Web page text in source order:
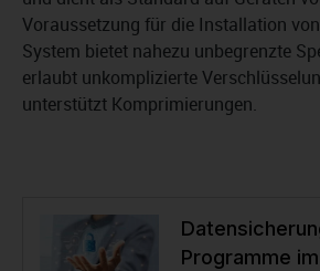
Voraussetzung für die Installation
System bietet nahezu unbegrenzte
erlaubt unkomplizierte
unterstützt Komprimierungen.
Programme